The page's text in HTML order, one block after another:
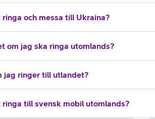
och messa till Ukraina?
om jag ska ringa utomlands?
jag ringer till utlandet?
till svensk mobil utomlands?